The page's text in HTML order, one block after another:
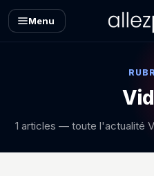
Menu
1 articles — toute l'actualité